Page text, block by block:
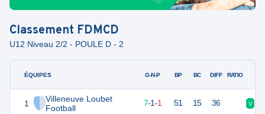
Classement FDMCD
U12 Niveau 2/2 - POULE D - 2
ÉQUIPES
1
Villeneuve Loubet
Football
G-N-P BP BC DIFF RATIO
22 7-1-1 51 15 36 V